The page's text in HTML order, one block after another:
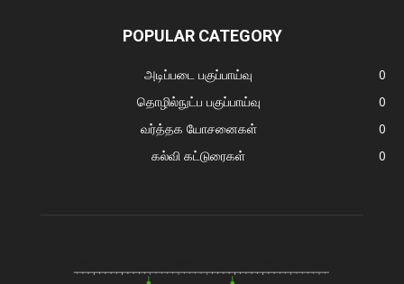
POPULAR CATEGORY
அடிப்படை பகுப்பாய்வு
0
தொழில்நுட்ப பகுப்பாய்வு
0
வர்த்தக யோசனைகள்
0
கல்வி கட்டுரைகள்
0